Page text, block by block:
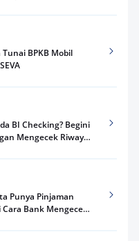
BPKB Mobil
BI Checking? Begini
Mengecek Riwayat
Punya Pinjaman
Cara Bank Mengecek